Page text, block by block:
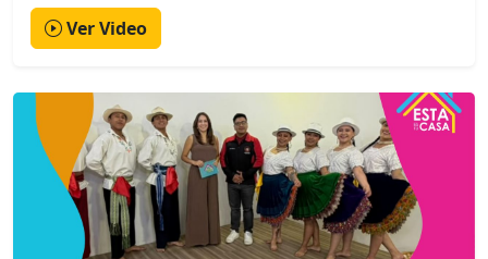
Ver Video